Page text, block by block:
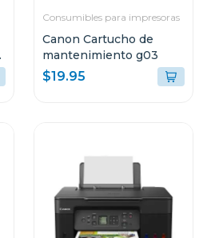
Consumibles para impresoras
Canon Cartucho de
mantenimiento g03
$19.95